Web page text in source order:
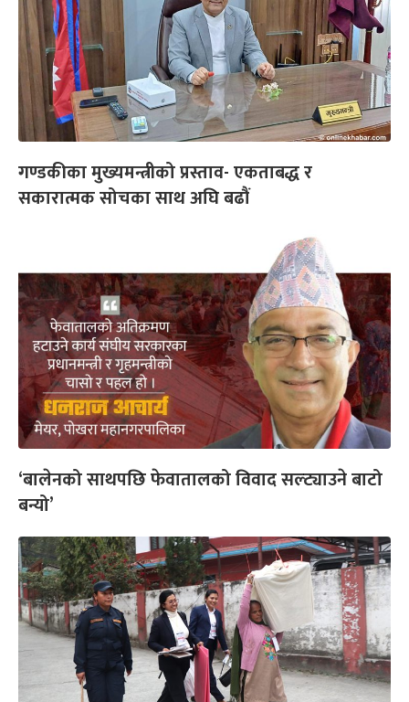
गण्डकीका मुख्यमन्त्रीको प्रस्ताव- एकताबद्ध र
सकारात्मक सोचका साथ अघि बढौं
‘बालेनको साथपछि फेवातालको विवाद सल्ट्याउने बाटो
बन्यो’